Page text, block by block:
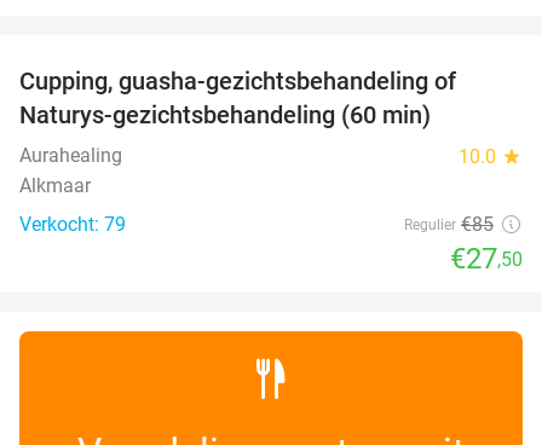
Cupping, guasha-gezichtsbehandeling of
Naturys-gezichtsbehandeling (60 min)
Aurahealing 10.0 star
Alkmaar
Verkocht: 79
Regulier €85
€27,50